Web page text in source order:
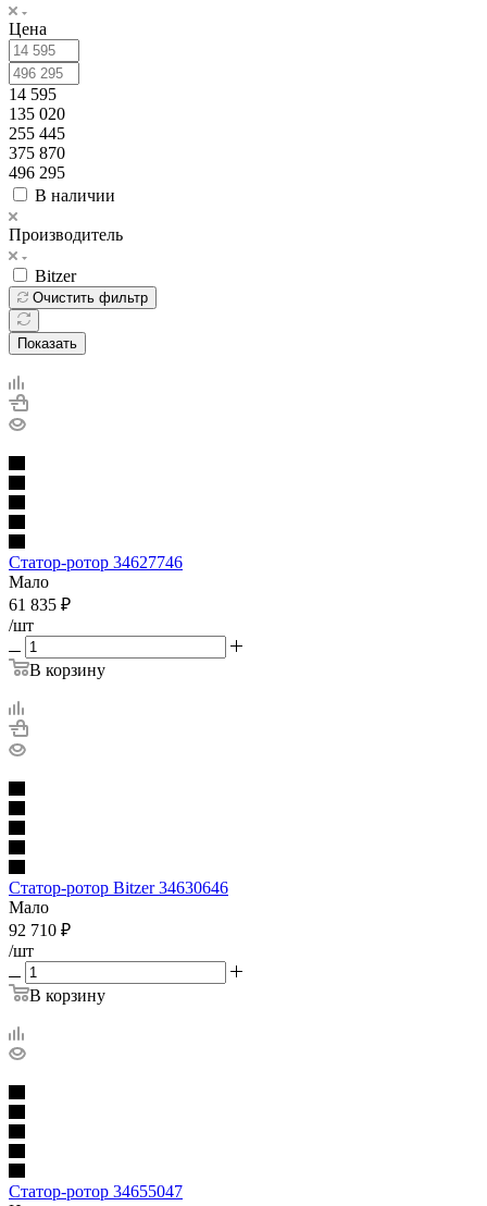
Цена
14 595
135 020
255 445
375 870
496 295
В наличии
Производитель
Bitzer
Очистить фильтр
Показать
Статор-ротор 34627746
Мало
61 835 ₽
/шт
В корзину
Статор-ротор Bitzer 34630646
Мало
92 710 ₽
/шт
В корзину
Статор-ротор 34655047